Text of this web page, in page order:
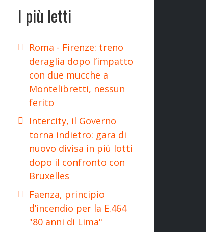
I più letti
Roma - Firenze: treno
deraglia dopo l’impatto
con due mucche a
Montelibretti, nessun
ferito
Intercity, il Governo
torna indietro: gara di
nuovo divisa in più lotti
dopo il confronto con
Bruxelles
Faenza, principio
d’incendio per la E.464
"80 anni di Lima"